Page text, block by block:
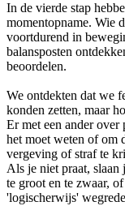
In de vierde stap
momentopname. Wie
voortdurend in
balansposten
beoordelen.
We ontdekten dat we
konden zetten, maar
Er met een ander over
het moet weten of om
vergeving of straf te
Als je niet praat, slaan
te groot en te zwaar,
'logischerwijs'